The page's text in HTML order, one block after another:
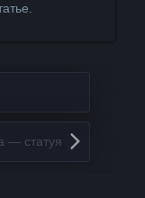
— статуя